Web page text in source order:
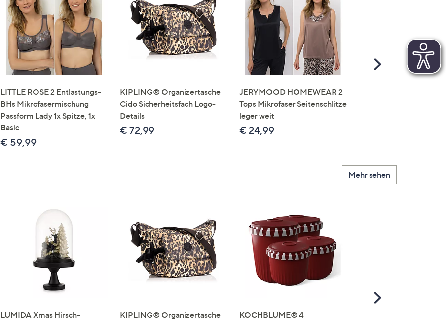
Touch-
Geräten
nach
links
bzw.
rechts,
um
diese
anzuzeigen.
LITTLE ROSE 2 Entlastungs-
BHs Mikrofasermischung
Passform Lady 1x Spitze, 1x
Basic
€ 59,99
KIPLING® Organizertasche
Cido Sicherheitsfach Logo-
Details
€ 72,99
JERYMOOD HOMEWEAR 2
Tops Mikrofaser Seitenschlitze
leger weit
€ 24,99
Scroll
Mehr sehen
LUMIDA Xmas Hirsch-
KIPLING® Organizertasche
KOCHBLUME® 4
Scroll